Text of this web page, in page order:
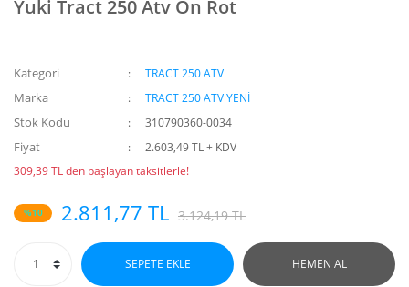
Yuki Tract 250 Atv Ön Rot
Kategori TRACT 250 ATV
Marka TRACT 250 ATV YENİ
Stok Kodu 310790360-0034
Fiyat
2.603,49 TL + KDV
309,39 TL den başlayan taksitlerle!
%10 2.811,77 TL 3.124,19 TL
SEPETE EKLE HEMEN AL